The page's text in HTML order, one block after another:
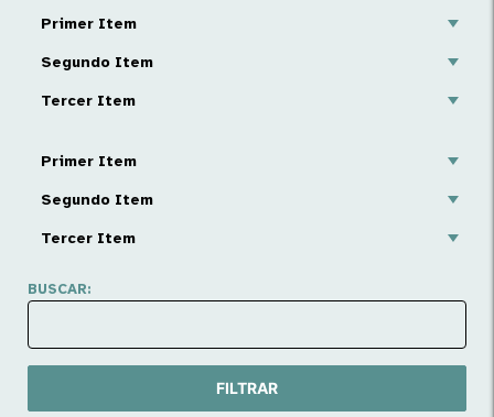
Primer Item
Segundo Item
Tercer Item
Primer Item
Segundo Item
Tercer Item
BUSCAR:
FILTRAR